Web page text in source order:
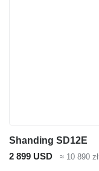
Shanding SD12E
2 899 USD
≈ 10 890 zł